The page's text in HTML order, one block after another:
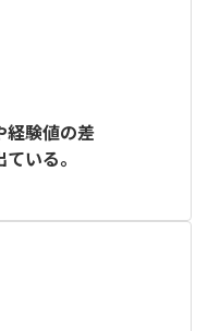
経験値の差
いる。